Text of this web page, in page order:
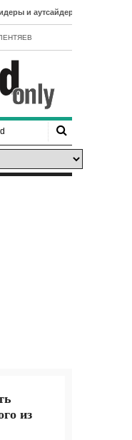
рейтинга ИЧР
из